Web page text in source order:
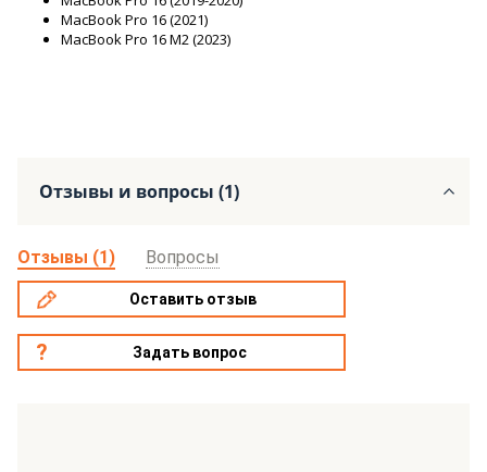
MacBook Pro 16 (2021)
MacBook Pro 16 M2 (2023)
Отзывы и вопросы (1)
Отзывы (1) Вопросы
Оставить отзыв
Задать вопрос